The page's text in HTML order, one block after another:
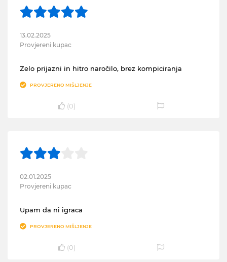
13.02.2025
Provjereni kupac
Zelo prijazni in hitro naročilo, brez kompiciranja
PROVJERENO MIŠLJENJE
(0)
02.01.2025
Provjereni kupac
Upam da ni igraca
PROVJERENO MIŠLJENJE
(0)